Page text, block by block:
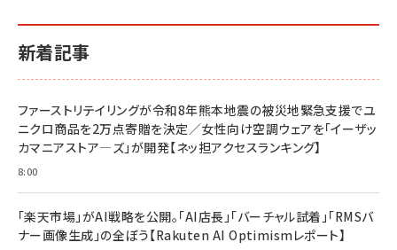
新着記事
ファーストリテイリングが令和8年熊本地震の被災地緊急支援でユ
ニクロ商品を2万点寄贈を決定／女性向け空調ウェアを「イーザッ
カマニアストア―ズ」が開発【ネッ担アクセスランキング】
8:00
「楽天市場」がAI戦略を公開。「AI店長」「バーチャル試着」「RMSバ
ナー画像生成」の全ぼう【Rakuten AI Optimismレポート】